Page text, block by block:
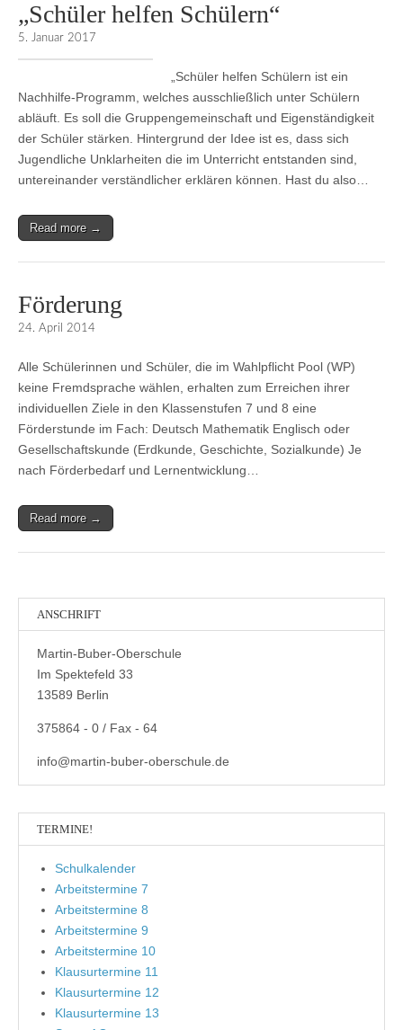
„Schüler helfen Schülern“
5. Januar 2017
„Schüler helfen Schülern ist ein
Nachhilfe-Programm, welches ausschließlich unter Schülern
abläuft. Es soll die Gruppengemeinschaft und Eigenständigkeit
der Schüler stärken. Hintergrund der Idee ist es, dass sich
Jugendliche Unklarheiten die im Unterricht entstanden sind,
untereinander verständlicher erklären können. Hast du also…
Read more →
Förderung
24. April 2014
Alle Schülerinnen und Schüler, die im Wahlpflicht Pool (WP)
keine Fremdsprache wählen, erhalten zum Erreichen ihrer
individuellen Ziele in den Klassenstufen 7 und 8 eine
Förderstunde im Fach: Deutsch Mathematik Englisch oder
Gesellschaftskunde (Erdkunde, Geschichte, Sozialkunde) Je
nach Förderbedarf und Lernentwicklung…
Read more →
ANSCHRIFT
Martin-Buber-Oberschule
Im Spektefeld 33
13589 Berlin
375864 - 0 / Fax - 64
info@martin-buber-oberschule.de
TERMINE!
Schulkalender
Arbeitstermine 7
Arbeitstermine 8
Arbeitstermine 9
Arbeitstermine 10
Klausurtermine 11
Klausurtermine 12
Klausurtermine 13